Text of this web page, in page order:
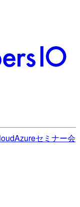
Azureセミナー会